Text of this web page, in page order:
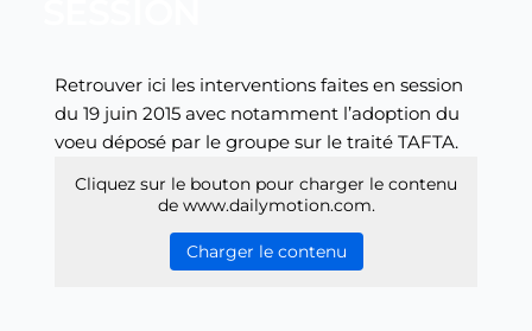
Retrouver ici les interventions faites en session
du 19 juin 2015 avec notamment l’adoption du
voeu déposé par le groupe sur le traité TAFTA.
Cliquez sur le bouton pour charger le contenu
de www.dailymotion.com.
Charger le contenu